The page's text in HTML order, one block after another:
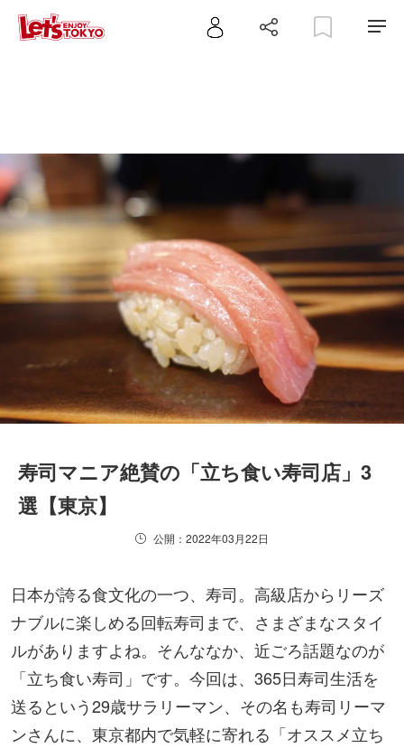
寿司マニア絶賛の「立ち食い寿司店」3
選【東京】
公開：2022年03月22日
日本が誇る食文化の一つ、寿司。高級店からリーズ
ナブルに楽しめる回転寿司まで、さまざまなスタイ
ルがありますよね。そんななか、近ごろ話題なのが
「立ち食い寿司」です。今回は、365日寿司生活を
送るという29歳サラリーマン、その名も寿司リーマ
ンさんに、東京都内で気軽に寄れる「オススメ立ち